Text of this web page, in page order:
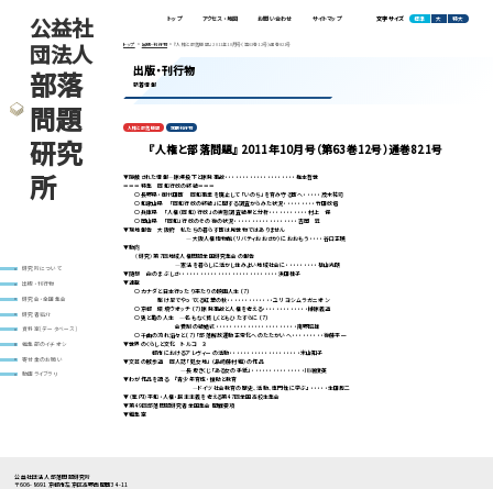
公益社
団法人
部落
問題
研究
所
研究所について
出版・刊行物
研究会・全国集会
研究者紹介
資料室(データベース)
編集部のイチオシ
寄付金のお願い
動画ライブラリ
トップ アクセス・地図 お問い合わせ サイトマップ 文字サイズ 標準 大 特大
トップ 出版・刊行物 『人権と部落問題』 2011年10月号（第63巻12号）通巻821号
出版・刊行物
新着情報
人権と部落問題 定期刊行物
『人権と部落問題』 2011年10月号（第63巻12号）通巻821号
▼隠蔽された情報―原爆投下と原発事故・・・・・・・・・・・・・・・・・・・・梅本哲世
＝＝＝特集 同和行政の終結＝＝＝
○長野県・御代田町 同和事業を廃止して「いのち」を育み守る町へ・・・・・茂木祐司
○和歌山県 「同和行政の終結」に関する調査からみた状況・・・・・・・・・竹田政信
○兵庫県 「人権（同和）行政」の実態調査結果と分析・・・・・・・・・・・村上 保
○岡山県 「同和」行政のその後の状況・・・・・・・・・・・・・・・・・・吉岡 昇
▼現地報告 大阪府 私たちの暮らす町は見世物ではありません
―大阪人権博物館（リバティおおさか）におおもう・・・・谷口正暁
▼動向
〈研究〉第7回地域人権問題全国研究集会の報告
―憲法を暮らしに活かし住みよい地域社会に・・・・・・・・・植山光朗
▼随想 命のまぶしさ・・・・・・・・・・・・・・・・・・・・・・・・・・・・浜田桂子
▼連載
○カナダと日本行ったり来たりの映画人生〔7〕
駆け足でやってくる紅葉の秋・・・・・・・・・・・・・ユリ ヨシムラ ガニオン
○京都 環境ウオッチ〔7〕原発事故と人権を考える・・・・・・・・・・・・・榊原義道
○兎と亀の人生 ―名もなく貧しくともひたすらに〔7〕
会費制の結婚式・・・・・・・・・・・・・・・・・・・・・・・南野昭雄
○千曲の流れ滔々と〔7〕「部落解放運動正常化へのたたかいへ・・・・・・・・・後藤平一
▼世界のくらしと文化 トルコ ３
都市におけるアレヴィーの活動・・・・・・・・・・・・・・・・・・・・米山知子
▼文芸の散歩道 同人誌「処女地」（島崎藤村編）の作品
―長坂きくじ「ある女の手紙」・・・・・・・・・・・・・・・川端俊英
▼わが作品を語る 『青少年育成・援助と教育
―ドイツ社会教育の歴史、活動、専門性に学ぶ』・・・・・生田周二
▼〈案内〉平和・人権・民主主義を考える第47回全国高校生集会
▼第49回部落問題研究者全国集会 開催要項
▼編集室
公益社団法人 部落問題研究所
〒606-8691 京都市左京区高野西開町34-11